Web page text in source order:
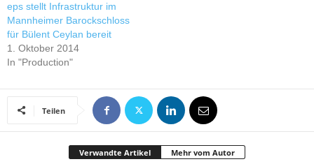
eps stellt Infrastruktur im
Mannheimer Barockschloss
für Bülent Ceylan bereit
1. Oktober 2014
In "Production"
Teilen
Verwandte Artikel Mehr vom Autor